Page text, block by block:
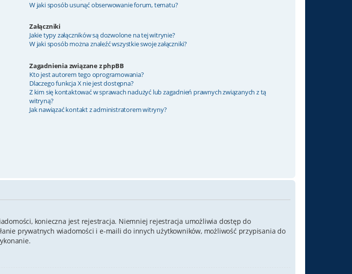
W jaki sposób usunąć obserwowanie forum, tematu?
Załączniki
Jakie typy załączników są dozwolone na tej witrynie?
W jaki sposób można znaleźć wszystkie swoje załączniki?
Zagadnienia związane z phpBB
Kto jest autorem tego oprogramowania?
Dlaczego funkcja X nie jest dostępna?
Z kim się kontaktować w sprawach nadużyć lub zagadnień prawnych związanych z tą
witryną?
Jak nawiązać kontakt z administratorem witryny?
konieczna jest rejestracja. Niemniej rejestracja umożliwia dostęp do
prywatnych wiadomości i e-maili do innych użytkowników, możliwość przypisania do